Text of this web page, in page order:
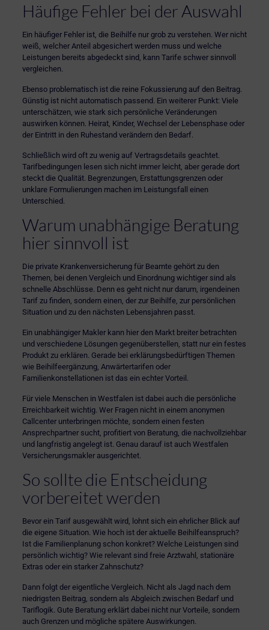
Häufige Fehler bei der Auswahl
Ein häufiger Fehler ist, die Beihilfe nur grob zu verstehen. Wer nicht
weiß, welcher Anteil abgesichert werden muss und welche
Leistungen bereits abgedeckt sind, kann Tarife schwer sinnvoll
vergleichen.
Ebenso problematisch ist die reine Fokussierung auf den Beitrag.
Günstig ist nicht automatisch passend. Ein weiterer Punkt: Viele
unterschätzen, wie stark sich persönliche Veränderungen
auswirken können. Heirat, Kinder, Wechsel der Lebensphase oder
der Eintritt in den Ruhestand verändern den Bedarf.
Schließlich wird oft zu wenig auf Vertragsdetails geachtet.
Tarifbedingungen lesen sich nicht immer leicht, aber gerade dort
steckt die Qualität. Begrenzungen, Erstattungsgrenzen oder
unklare Formulierungen machen im Leistungsfall einen
Unterschied.
Warum unabhängige Beratung
hier sinnvoll ist
Die private Krankenversicherung für Beamte gehört zu den
Themen, bei denen Vergleich und Einordnung wichtiger sind als
schnelle Abschlüsse. Denn es geht nicht nur darum, irgendeinen
Tarif zu finden, sondern einen, der zur Beihilfe, zur persönlichen
Situation und zu den nächsten Lebensjahren passt.
Ein unabhängiger Maklerkann hier den Markt breiter betrachten
und verschiedene Lösungen gegenüberstellen, statt nur ein festes
Produkt zu erklären. Gerade bei erklärungsbedürftigen Themen
wie Beihilfeergänzung, Anwärtertarifen oder
Familienkonstellationen ist das ein echter Vorteil.
Für viele Menschen in Westfalen ist dabei auch die persönliche
Erreichbarkeit wichtig. Wer Fragen nicht in einem anonymen
Callcenter unterbringen möchte, sondern einen festen
Ansprechpartner sucht, profitiert von Beratung, die nachvollziehbar
und langfristig angelegt ist. Genau darauf ist auch Westfalen
Versicherungsmakler ausgerichtet.
So sollte die Entscheidung
vorbereitet werden
Bevor ein Tarif ausgewählt wird, lohnt sich ein ehrlicher Blick auf
die eigene Situation. Wie hoch ist der aktuelle Beihilfeanspruch?
Ist die Familienplanung schon konkret? Welche Leistungen sind
persönlich wichtig? Wie relevant sind freie Arztwahl, stationäre
Extras oder ein starker Zahnschutz?
Dann folgt der eigentliche Vergleich. Nicht als Jagd nach dem
niedrigsten Beitrag, sondern als Abgleich zwischen Bedarf und
Tariflogik. Gute Beratung erklärt dabei nicht nur Vorteile, sondern
auch Grenzen und mögliche spätere Auswirkungen.